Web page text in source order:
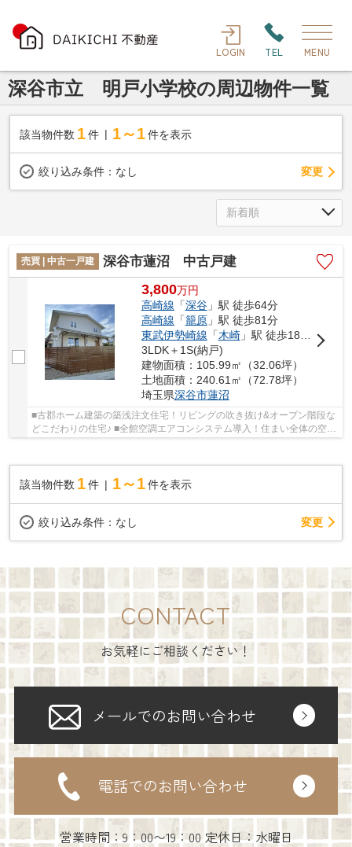
LOGIN TEL MENU
深谷市立 明戸小学校の周辺物件一覧
該当物件数 1件 1～1 件を表示
絞り込み条件： なし 変更
売買 | 中古一戸建 深谷市蓮沼 中古戸建
3,800万円
高崎線 「深谷」駅 徒歩64分
高崎線 「籠原」駅 徒歩81分
東武伊勢崎線 「木崎」駅 徒歩180分
3LDK＋1S(納戸)
建物面積：105.99㎡（32.06坪）
土地面積：240.61㎡（72.78坪）
埼玉県深谷市蓮沼
■古郡ホーム建築の築浅注文住宅！リビングの吹き抜け&オープン階段な
どこだわりの住宅♪ ■全館空調エアコンシステム導入！住まい全体の空調
を一括で管理♪ ■カースペースは４台駐車可能♪
該当物件数 1件 1～1 件を表示
絞り込み条件： なし 変更
CONTACT
お気軽にご相談ください！
メールでのお問い合わせ
電話でのお問い合わせ
営業時間：9：00〜19：00 定休日：水曜日